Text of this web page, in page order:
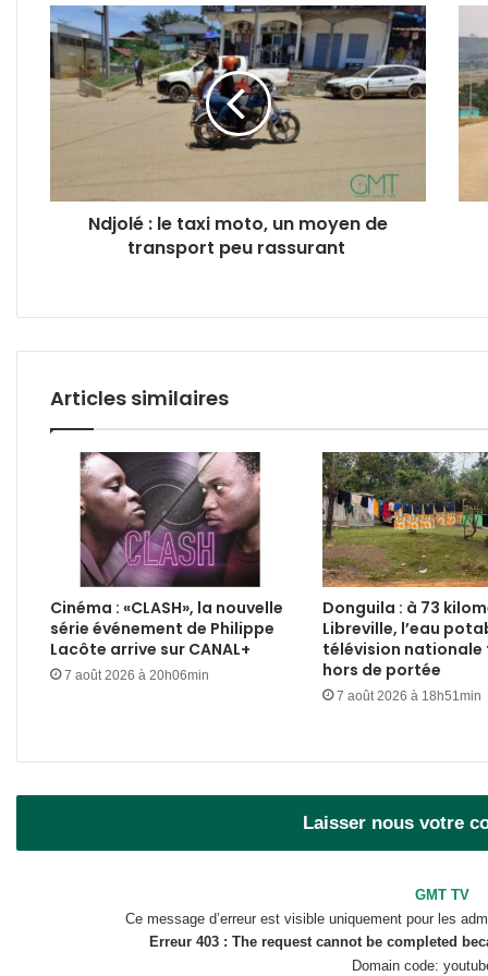
Ndjolé
:
le
taxi
moto,
transport
Ndjolé : le taxi moto, un moyen de
transport peu rassurant
:
en
sur
de
Articles similaires
Cinéma : «CLASH», la nouvelle
série événement de Philippe
Lacôte arrive sur CANAL+
7 août 2026 à 20h06min
Donguila : à 73
Libreville, l’eau
télévision nationale
hors de portée
7 août 2026 à 18h51min
Laisser nous votre
GMT TV
Ce message d’erreur est visible uniquement pour les
Erreur 403 : The request cannot be completed
Domain code: